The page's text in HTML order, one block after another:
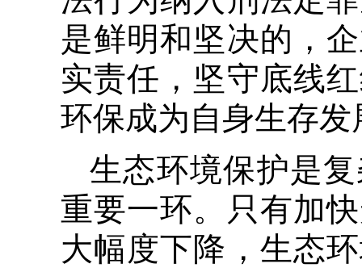
是鲜明和坚决的，
实责任，坚守底线
环保成为自身生存
生态环境保护是
重要一环。只有加
大幅度下降，生态